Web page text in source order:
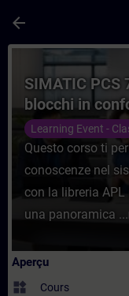
arrow_back
Cours -
SIMATIC PCS
blocchi in
Learning Event -
Questo corso ti
conoscenze nel
con la libreria
una panoramica ...
Aperçu
widgets Cours